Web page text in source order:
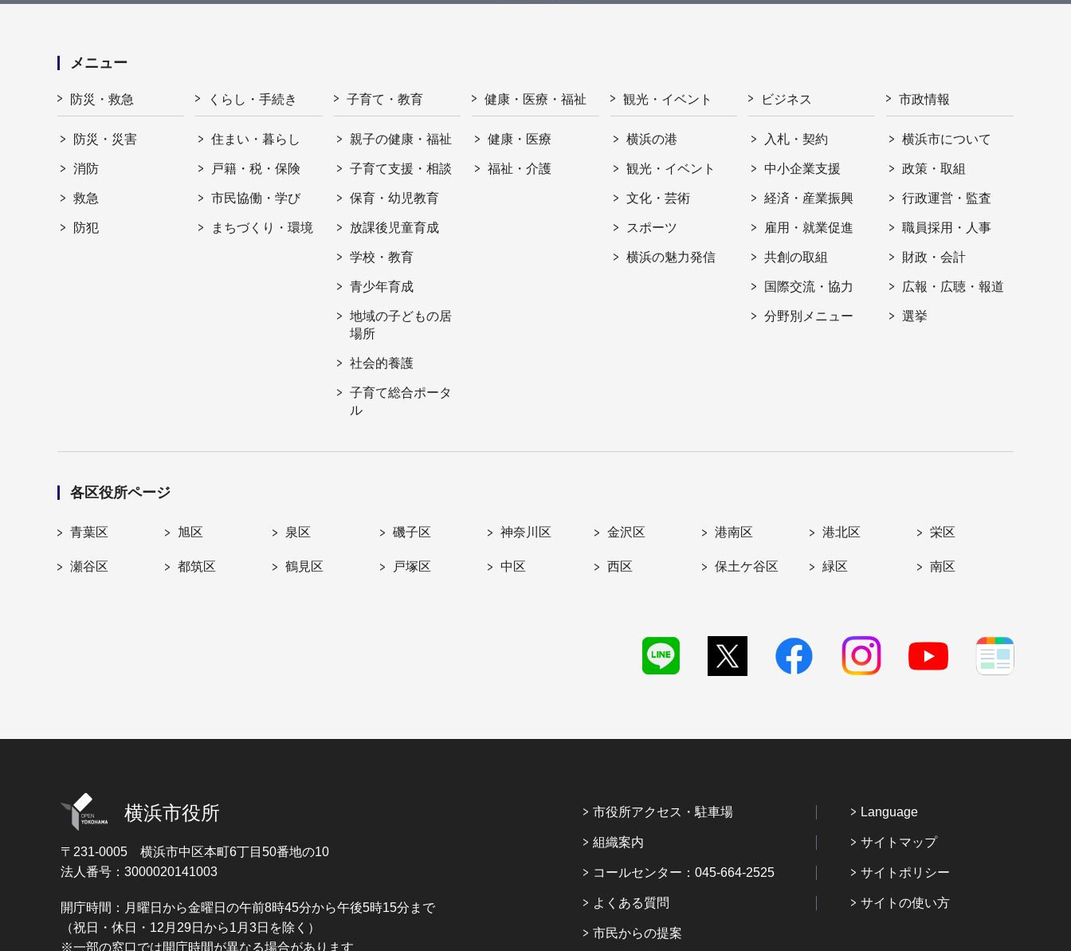
メニュー
防災・救急
防災・災害
消防
救急
防犯
くらし・手続き
住まい・暮らし
戸籍・税・保険
市民協働・学び
まちづくり・環境
子育て・教育
親子の健康・福祉
子育て支援・相談
保育・幼児教育
放課後児童育成
学校・教育
青少年育成
地域の子どもの居
場所
社会的養護
子育て総合ポータ
ル
健康・医療・福祉
健康・医療
福祉・介護
観光・イベント
横浜の港
観光・イベント
文化・芸術
スポーツ
横浜の魅力発信
ビジネス
入札・契約
中小企業支援
経済・産業振興
雇用・就業促進
共創の取組
国際交流・協力
分野別メニュー
市政情報
横浜市について
政策・取組
行政運営・監査
職員採用・人事
財政・会計
広報・広聴・報道
選挙
各区役所ページ
青葉区 旭区 泉区 磯子区 神奈川区 金沢区 港南区 港北区 栄区
瀬谷区 都筑区 鶴見区 戸塚区 中区 西区 保土ケ谷区 緑区 南区
横浜市役所
〒231-0005 横浜市中区本町6丁目50番地の10
法人番号：3000020141003
開庁時間：月曜日から金曜日の午前8時45分から午後5時15分まで
（祝日・休日・12月29日から1月3日を除く）
※一部の窓口では開庁時間が異なる場合があります
市役所アクセス・駐車場
組織案内
コールセンター：045-664-2525
よくある質問
市民からの提案
Language
サイトマップ
サイトポリシー
サイトの使い方